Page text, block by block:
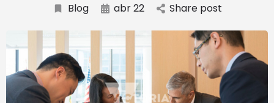
Blog abr 22 Share post